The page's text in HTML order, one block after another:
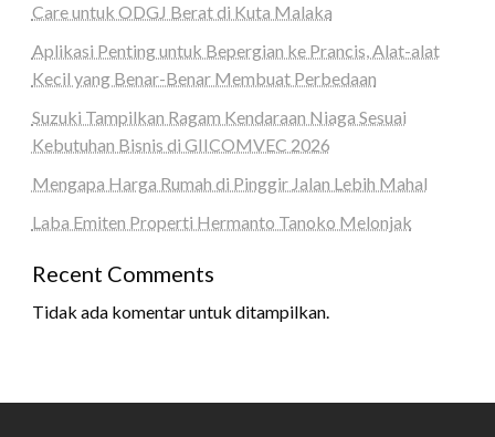
Care untuk ODGJ Berat di Kuta Malaka
Aplikasi Penting untuk Bepergian ke Prancis, Alat-alat
Kecil yang Benar-Benar Membuat Perbedaan
Suzuki Tampilkan Ragam Kendaraan Niaga Sesuai
Kebutuhan Bisnis di GIICOMVEC 2026
Mengapa Harga Rumah di Pinggir Jalan Lebih Mahal
Laba Emiten Properti Hermanto Tanoko Melonjak
Recent Comments
Tidak ada komentar untuk ditampilkan.